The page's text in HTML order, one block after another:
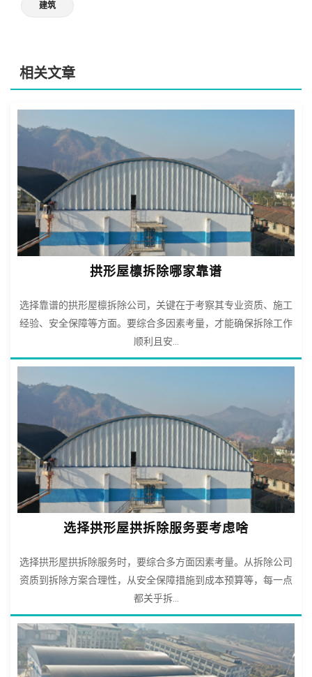
建筑
相关文章
拱形屋檩拆除哪家靠谱
选择靠谱的拱形屋檩拆除公司，关键在于考察其专业资质、施工
经验、安全保障等方面。要综合多因素考量，才能确保拆除工作
顺利且安...
选择拱形屋拱拆除服务要考虑啥
选择拱形屋拱拆除服务时，要综合多方面因素考量。从拆除公司
资质到拆除方案合理性，从安全保障措施到成本预算等，每一点
都关乎拆...